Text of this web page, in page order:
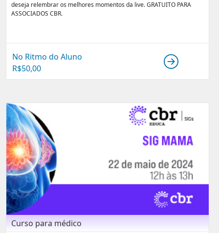
deseja relembrar os melhores momentos da live. GRATUITO PARA
ASSOCIADOS CBR.
No Ritmo do Aluno
R$50,00
Curso para médico